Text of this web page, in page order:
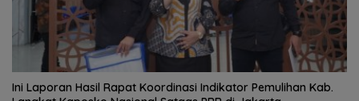
Ini Laporan Hasil Rapat Koordinasi Indikator Pemulihan Kab.